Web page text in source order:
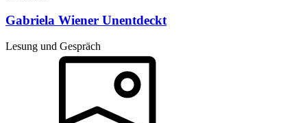
Gabriela Wiener Unentdeckt
Lesung und Gespräch